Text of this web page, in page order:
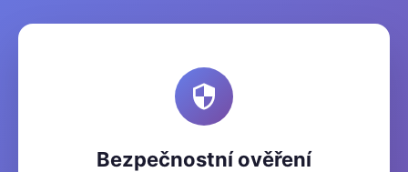
Bezpečnostní ověření